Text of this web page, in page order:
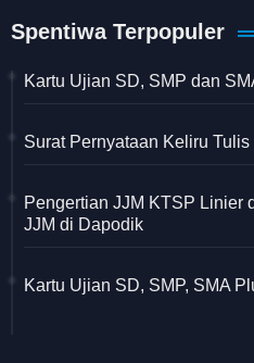
Spentiwa Terpopuler
Kartu Ujian SD, SMP dan
Surat Pernyataan Keliru
Pengertian JJM KTSP Linier
JJM di Dapodik
Kartu Ujian SD, SMP, SMA